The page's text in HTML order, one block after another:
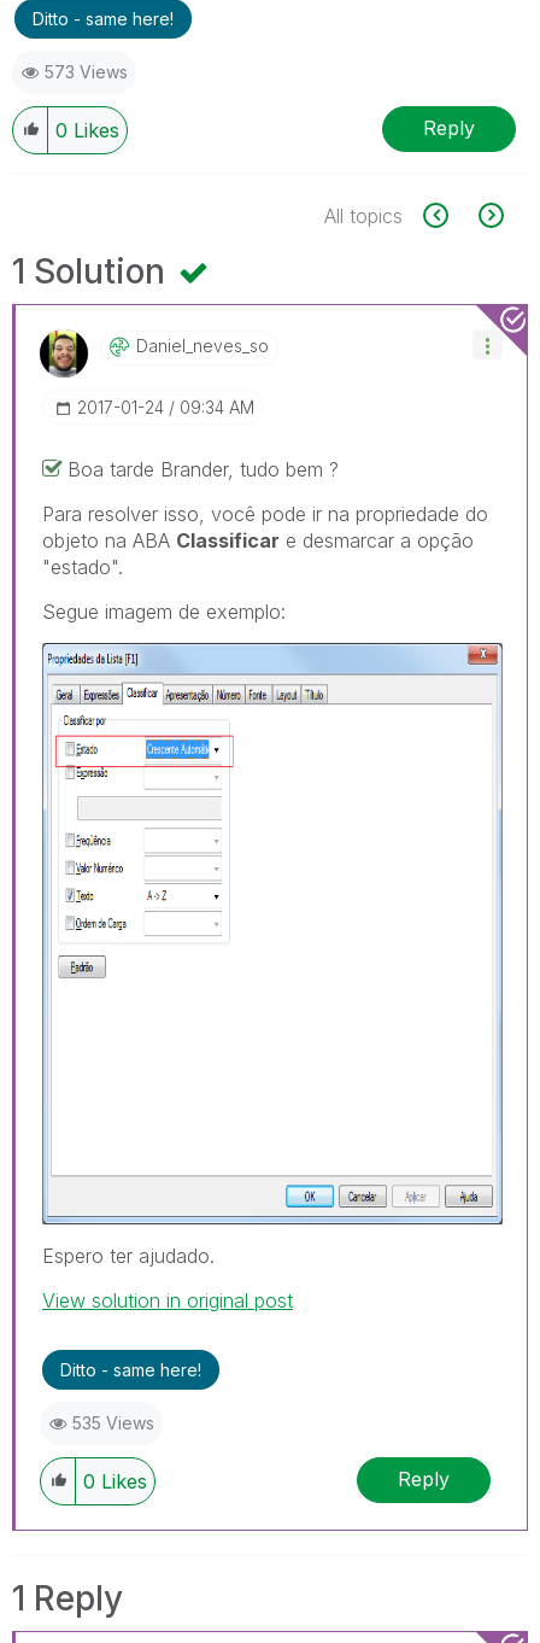
Ditto - same here!
573 Views
0 Likes Reply
All topics
1 Solution
Daniel_neves_so
‎2017-01-24 09:34 AM
Boa tarde Brander, tudo bem ?
Para resolver isso, você pode ir na propriedade do
objeto na ABA Classificar e desmarcar a opção
"estado".
Segue imagem de exemplo:
Espero ter ajudado.
View solution in original post
Ditto - same here!
535 Views
0 Likes Reply
1 Reply